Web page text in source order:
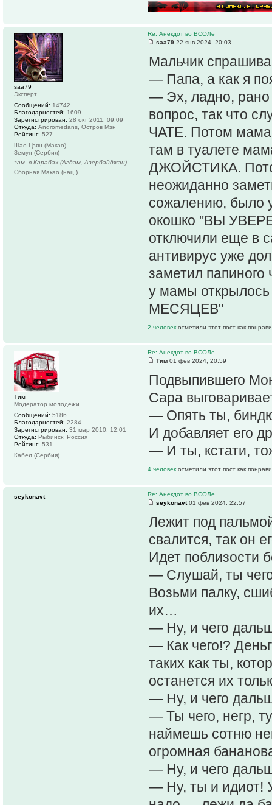
Re: Анекдот во ВСОЛе
saa79 22 янв 2024, 20:03
Мальчик
— Папа, а как я
— Эх, ладно, рано
вопрос, так что
ЧАТЕ. Потом
там в туалете
ДЖОЙСТИКА.
неожиданно
сожалению, было
окошко "ВЫ
отключили еще
антивирус уже
заметил
у мамы
МЕСЯЦЕВ"
2 человек отметили этот пост как
saa79
Эксперт
Сообщений: 14742
Благодарностей: 1609
Зарегистрирован: 28 окт 2011, 09:09
Откуда: Andromedans, Остров Мэн
Рейтинг: 527
Шао Цзян (Макао)
Земун (Сербия)
зам. в Карабах (Агдам, Азербайджан)
Сборная Макао (нац.)
Re: Анекдот во ВСОЛе
Тим 01 фев 2024, 20:59
Подвыпившего
Сара
— Опять ты,
И добавляет его
— И ты, кстати,
4 человек отметили этот пост как
Тим
Модератор молодежи
Сообщений: 5186
Благодарностей: 2284
Зарегистрирован: 31 мар 2010, 12:01
Откуда: Рыбинск, Россия
Рейтинг: 531
Кабел (Сербия)
Re: Анекдот во ВСОЛе
seykonavt01 фев 2024, 22:57
Лежит под
свалится, так он
Идет поблизости
— Слушай, ты
Возьми палку,
их…
— Ну, и чего
— Как чего!?
таких как ты,
останется их
— Ну, и чего
— Ты чего, негр,
наймешь сотню
огромная
— Ну, и чего
— Ну, ты и идиот!
seykonavt